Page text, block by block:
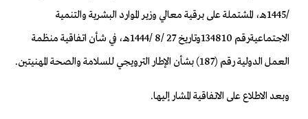
/
1445 هـ، المشتملة على برقية معالي وزير الموارد البشرية والتنمية
الاجتماعيةرقم 134810وتاريخ27
/
8
/
1444هـ، في شأن اتفاقية منظمة
العمل الدولية رقم (187) بشأن الإطار الترويجي للسلامة والصحة المهنيتين.
وبعد الاطلاع على الاتفاقية المشار إليها.